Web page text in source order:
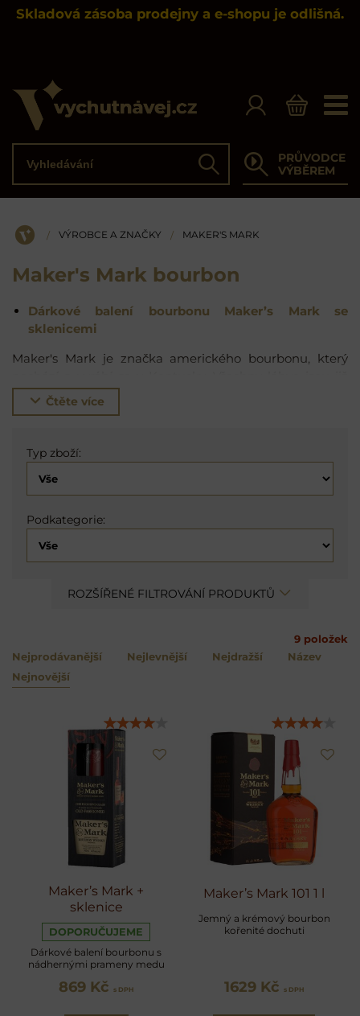
Skladová zásoba prodejny a e-shopu je odlišná.
Hledat
PRŮVODCE
VÝBĚREM
ÚVOD
/ VÝROBCE A ZNAČKY / MAKER'S MARK
Maker's Mark bourbon
Dárkové balení bourbonu Maker’s Mark se
sklenicemi
Maker's Mark je značka amerického bourbonu, který
přes 50 let vždy ručně zapečetěny červeným voskem -
žádné dvě láhve nejsou stejné a nesou jméno, které
Čtěte více
Typ zboží:
Podkategorie:
ROZŠÍŘENÉ FILTROVÁNÍ PRODUKTŮ
9 položek
Nejprodávanější
Nejlevnější Nejdražší
Název
Nejnovější
Maker’s Mark +
sklenice
DOPORUČUJEME
Dárkové balení bourbonu s
nádhernými prameny medu
869 Kč s DPH
Maker’s Mark 101 1 l
Jemný a krémový bourbon
kořenité dochuti
1629 Kč s DPH